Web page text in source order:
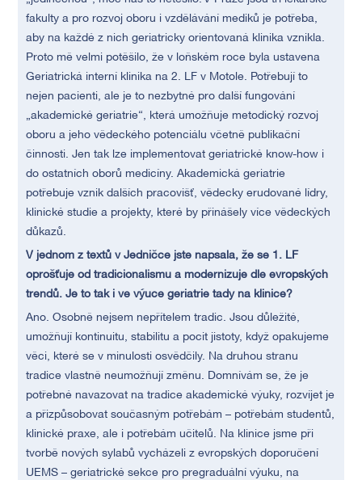
fakulty a pro rozvoj oboru i vzdělávání mediků je potřeba,
aby na každé z nich geriatricky orientovaná klinika vznikla.
Proto mě velmi potěšilo, že v loňském roce byla ustavena
Geriatrická interní klinika na 2. LF v Motole. Potřebují to
nejen pacienti, ale je to nezbytné pro další fungování
„akademické geriatrie“, která umožňuje metodický rozvoj
oboru a jeho vědeckého potenciálu včetně publikační
činnosti. Jen tak lze implementovat geriatrické know-how i
do ostatních oborů medicíny. Akademická geriatrie
potřebuje vznik dalších pracovišť, vědecky erudované lídry,
klinické studie a projekty, které by přinášely více vědeckých
důkazů.
V jednom z textů v Jedničce jste napsala, že se 1. LF
oprošťuje od tradicionalismu a modernizuje dle evropských
trendů. Je to tak i ve výuce geriatrie tady na klinice?
Ano. Osobně nejsem nepřítelem tradic. Jsou důležité,
umožňují kontinuitu, stabilitu a pocit jistoty, když opakujeme
věci, které se v minulosti osvědčily. Na druhou stranu
tradice vlastně neumožňují změnu. Domnívám se, že je
potřebné navazovat na tradice akademické výuky, rozvíjet je
a přizpůsobovat současným potřebám – potřebám studentů,
klinické praxe, ale i potřebám učitelů. Na klinice jsme při
tvorbě nových sylabů vycházeli z evropských doporučení
UEMS – geriatrické sekce pro pregraduální výuku, na